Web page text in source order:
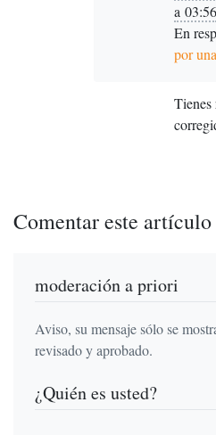
a 03:56
En
por
Tienes
Comentar este artículo
moderación a priori
Aviso, su mensaje sólo se
revisado y aprobado.
¿Quién es usted?